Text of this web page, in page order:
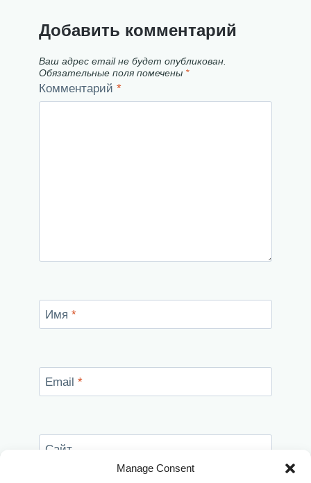
Manage Consent
Добавить комментарий
Ваш адрес email не будет опубликован.
Обязательные поля помечены *
Комментарий *
Имя *
Email *
Сайт